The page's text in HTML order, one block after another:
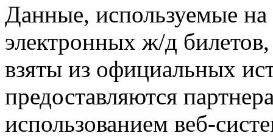
Данные, используемые
электронных ж/д
взяты из официальных
предоставляются
использованием веб-